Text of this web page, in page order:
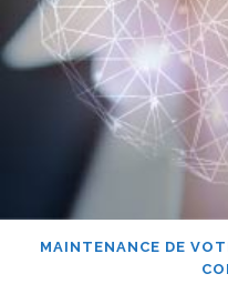
MAINTENANCE DE